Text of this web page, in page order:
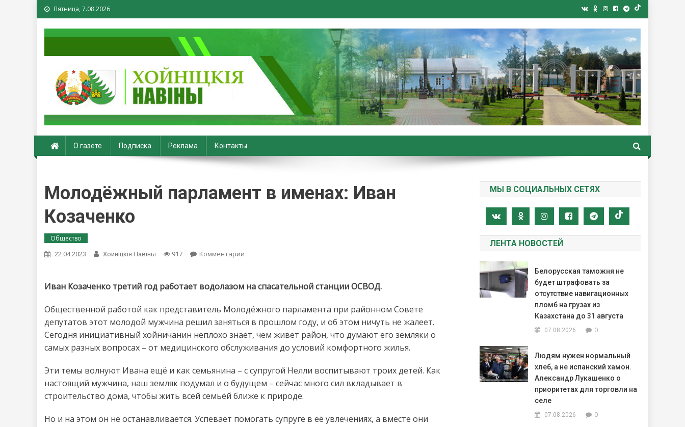
Пятница, 7.08.2026
Хойники. Хойнiцкiя навiны. Новости Хойник. Районная газета
О газете Подписка Реклама Контакты
Молодёжный парламент в именах: Иван
Козаченко
Общество
22.04.2023 Хойнiцкiя Навiны 917 Комментарии
в
Иван
Козаченко
Иван Козаченко третий год работает водолазом на спасательной станции ОСВОД.
Общественной работой как представитель Молодёжного парламента при районном Совете
депутатов этот молодой мужчина решил заняться в прошлом году, и об этом ничуть не жалеет.
Сегодня инициативный хойничанин неплохо знает, чем живёт район, что думают его земляки о
самых разных вопросах – от медицинского обслуживания до условий комфортного жилья.
Эти темы волнуют Ивана ещё и как семьянина – с супругой Нелли воспитывают троих детей. Как
настоящий мужчина, наш земляк подумал и о будущем – сейчас много сил вкладывает в
строительство дома, чтобы жить всей семьёй ближе к природе.
Но и на этом он не останавливается. Успевает помогать супруге в её увлечениях, а вместе они
МЫ В СОЦИАЛЬНЫХ СЕТЯХ
ЛЕНТА НОВОСТЕЙ
Белорусская таможня не
будет штрафовать за
отсутствие навигационных
пломб на грузах из
Казахстана до 31 августа
07.08.2026 0
Людям нужен нормальный
хлеб, а не испанский хамон.
Александр Лукашенко о
приоритетах для торговли на
селе
07.08.2026 0